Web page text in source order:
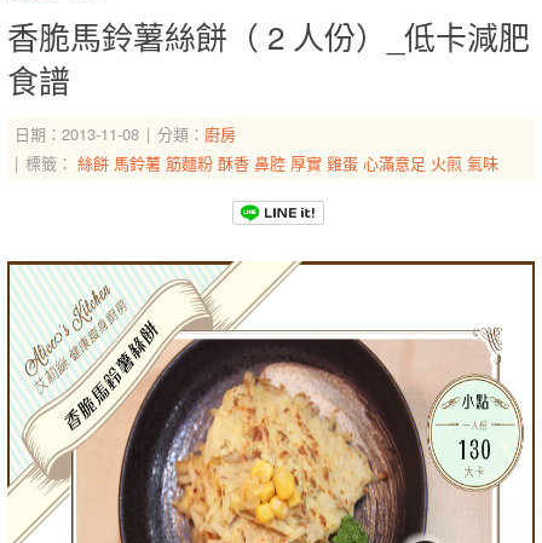
香脆馬鈴薯絲餅（ 2 人份）_低卡減肥
食譜
日期：2013-11-08 分類： 廚房
標籤： 絲餅 馬鈴薯 筋麵粉 酥香 鼻腔 厚實 雞蛋 心滿意足 火煎 氣味